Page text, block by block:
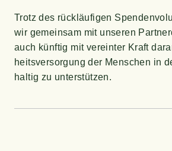
Trotz des rück­läu­fi­gen
wir gemein­sam mit unse­ren
auch künf­tig mit ver­ein­ter Kraft
heits­ver­sor­gung der Men­schen in
hal­tig zu unterstützen.